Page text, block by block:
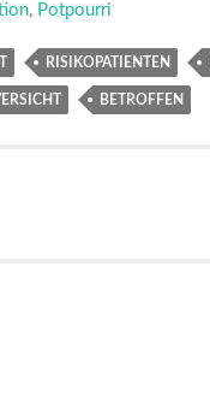
, Potpourri
RISIKOPATIENTEN
BETROFFEN